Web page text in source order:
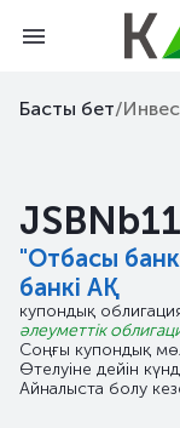
Басты бет/
JSBNb11
"Отбасы
банкі АҚ
купондық
әлеуметтік
Соңғы купондық
Өтелуіне дейін
Айналыста болу